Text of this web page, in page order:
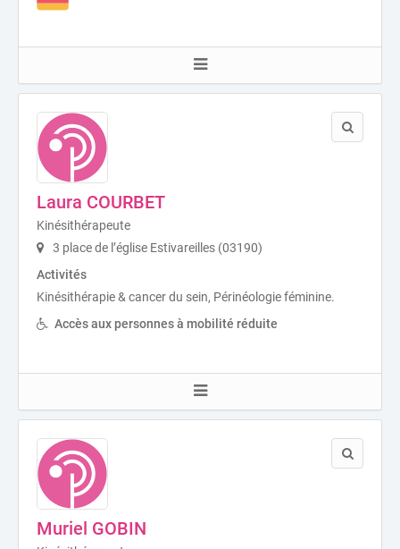
Laura COURBET
Kinésithérapeute
3 place de l’église Estivareilles (03190)
Activités
Kinésithérapie & cancer du sein, Périnéologie féminine.
Accès aux personnes à mobilité réduite
Muriel GOBIN